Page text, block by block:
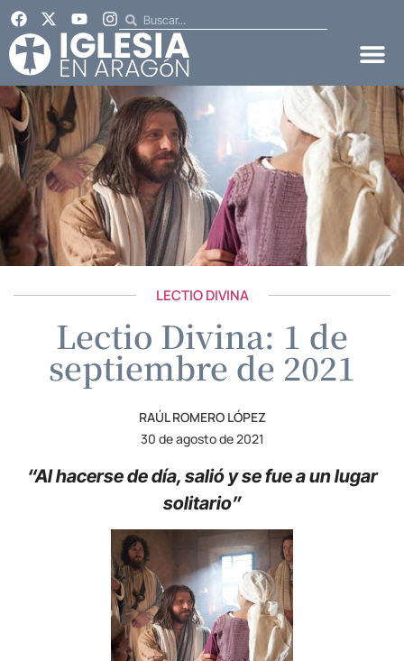
LECTIO DIVINA
Lectio Divina: 1 de
septiembre de 2021
RAÚL ROMERO LÓPEZ
30 de agosto de 2021
“Al hacerse de día, salió y se fue a un lugar
solitario”